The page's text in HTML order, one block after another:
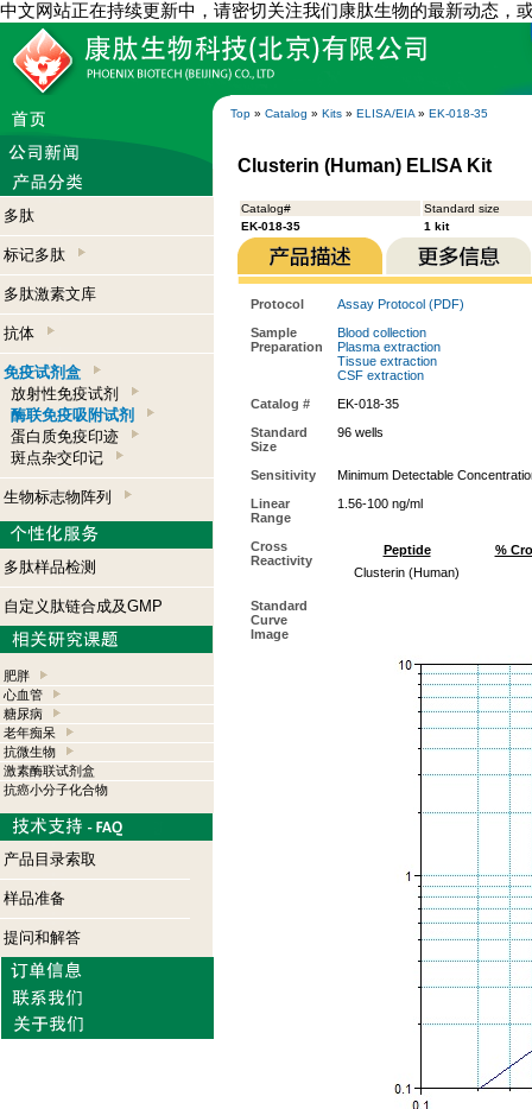
中文网站正在持续更新中，请密切关注我们康肽生物的最新动态，
Top » Catalog » Kits » ELISA/EIA » EK-018-35
多肽
标记多肽
多肽激素文库
抗体
免疫试剂盒
放射性免疫试剂
酶联免疫吸附试剂
蛋白质免疫印迹
斑点杂交印记
生物标志物阵列
多肽样品检测
自定义肽链合成及GMP
肥胖
心血管
糖尿病
老年痴呆
抗微生物
激素酶联试剂盒
抗癌小分子化合物
产品目录索取
样品准备
提问和解答
Clusterin (Human) ELISA Kit
Catalog#
Standard size
EK-018-35
1 kit
Protocol
Assay Protocol (PDF)
Sample
Preparation
Blood collection
Plasma extraction
Tissue extraction
CSF extraction
Catalog #
EK-018-35
Standard
Size
96 wells
Sensitivity
Minimum Detectable
Linear
Range
1.56-100 ng/ml
Cross
Reactivity
Peptide
%
Clusterin (Human)
Standard
Curve
Image